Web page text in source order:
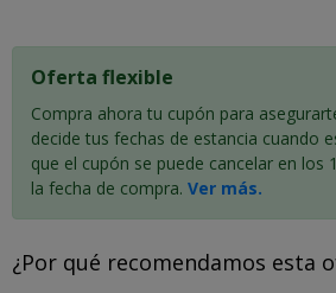
Oferta flexible
Compra ahora tu cupón para
decide tus fechas de estancia cuando
que el cupón se puede cancelar en los
la fecha de compra. Ver más.
¿Por qué recomendamos esta